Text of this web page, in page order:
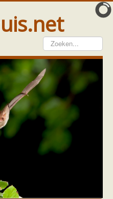
Vleermuis gezien
Waarneming doorgeven
Wat doen wij met meldingen
Telinstructie
elders